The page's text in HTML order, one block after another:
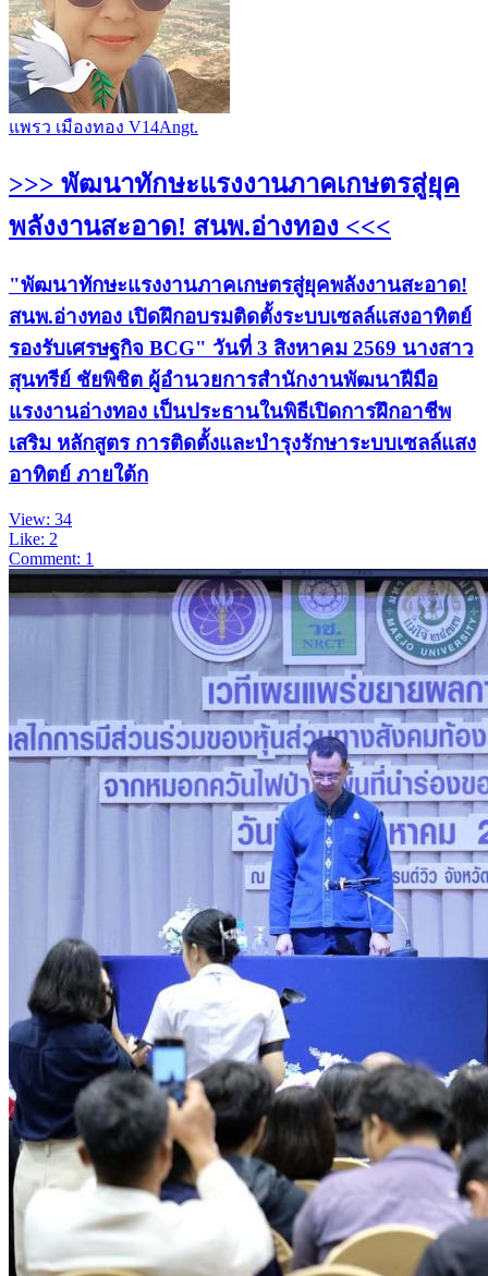
แพรว เมืองทอง V14Angt.
>>> พัฒนาทักษะแรงงานภาคเกษตรสู่ยุค
พลังงานสะอาด! สนพ.อ่างทอง <<<
"พัฒนาทักษะแรงงานภาคเกษตรสู่ยุคพลังงานสะอาด!
สนพ.อ่างทอง เปิดฝึกอบรมติดตั้งระบบเซลล์แสงอาทิตย์
รองรับเศรษฐกิจ BCG" วันที่ 3 สิงหาคม 2569 นางสาว
สุนทรีย์ ชัยพิชิต ผู้อำนวยการสำนักงานพัฒนาฝีมือ
แรงงานอ่างทอง เป็นประธานในพิธีเปิดการฝึกอาชีพ
เสริม หลักสูตร การติดตั้งและบำรุงรักษาระบบเซลล์แสง
อาทิตย์ ภายใต้ก
View: 34
Like: 2
Comment: 1